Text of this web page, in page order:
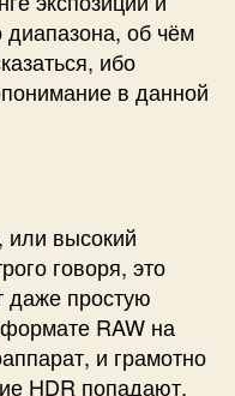
об чём
ибо
в данной
или высокий
говоря, это
даже простую
RAW на
и грамотно
HDR попадают,